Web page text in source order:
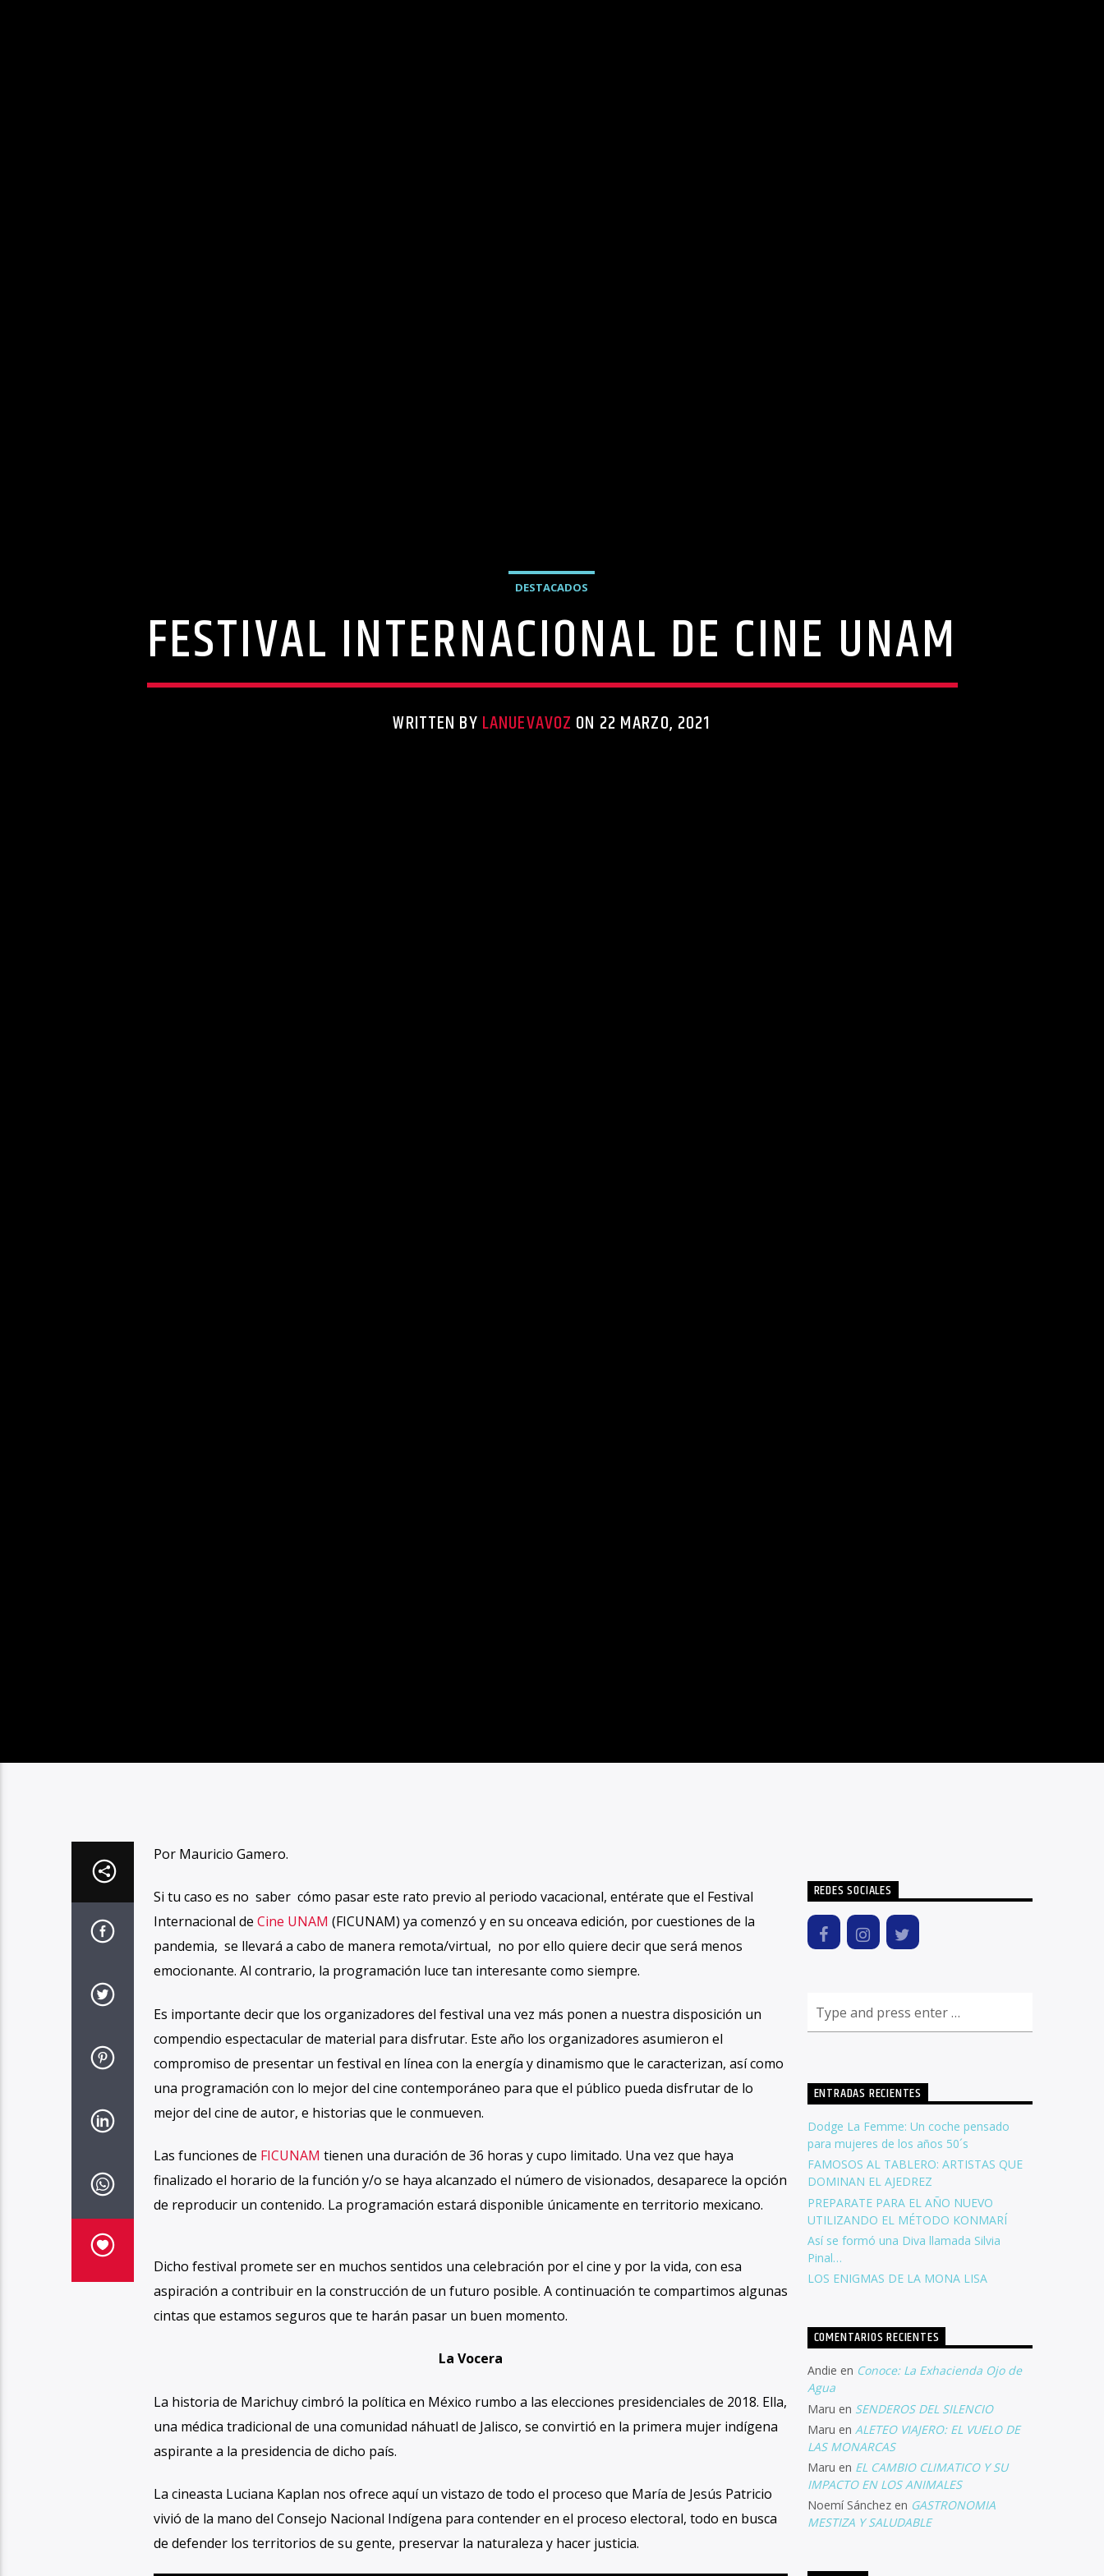
DESTACADOS
FESTIVAL INTERNACIONAL DE CINE UNAM
WRITTEN BY LANUEVAVOZ ON 22 MARZO, 2021
Por Mauricio Gamero.
Si tu caso es no saber cómo pasar este rato previo al periodo vacacional, entérate que el Festival
Internacional de Cine UNAM (FICUNAM) ya comenzó y en su onceava edición, por cuestiones de la
pandemia, se llevará a cabo de manera remota/virtual, no por ello quiere decir que será menos
emocionante. Al contrario, la programación luce tan interesante como siempre.
Es importante decir que los organizadores del festival una vez más ponen a nuestra disposición un
compendio espectacular de material para disfrutar. Este año los organizadores asumieron el
compromiso de presentar un festival en línea con la energía y dinamismo que le caracterizan, así como
una programación con lo mejor del cine contemporáneo para que el público pueda disfrutar de lo
mejor del cine de autor, e historias que le conmueven.
Las funciones de FICUNAM tienen una duración de 36 horas y cupo limitado. Una vez que haya
finalizado el horario de la función y/o se haya alcanzado el número de visionados, desaparece la opción
de reproducir un contenido. La programación estará disponible únicamente en territorio mexicano.
Dicho festival promete ser en muchos sentidos una celebración por el cine y por la vida, con esa
aspiración a contribuir en la construcción de un futuro posible. A continuación te compartimos algunas
cintas que estamos seguros que te harán pasar un buen momento.
La Vocera
La historia de Marichuy cimbró la política en México rumbo a las elecciones presidenciales de 2018. Ella,
una médica tradicional de una comunidad náhuatl de Jalisco, se convirtió en la primera mujer indígena
aspirante a la presidencia de dicho país.
La cineasta Luciana Kaplan nos ofrece aquí un vistazo de todo el proceso que María de Jesús Patricio
vivió de la mano del Consejo Nacional Indígena para contender en el proceso electoral, todo en busca
de defender los territorios de su gente, preservar la naturaleza y hacer justicia.
REDES SOCIALES
ENTRADAS RECIENTES
Dodge La Femme: Un coche pensado
para mujeres de los años 50´s
FAMOSOS AL TABLERO: ARTISTAS QUE
DOMINAN EL AJEDREZ
PREPARATE PARA EL AÑO NUEVO
UTILIZANDO EL MÉTODO KONMARÍ
Así se formó una Diva llamada Silvia
Pinal…
LOS ENIGMAS DE LA MONA LISA
COMENTARIOS RECIENTES
Andie en Conoce: La Exhacienda Ojo de
Agua
Maru en SENDEROS DEL SILENCIO
Maru en ALETEO VIAJERO: EL VUELO DE
LAS MONARCAS
Maru en EL CAMBIO CLIMATICO Y SU
IMPACTO EN LOS ANIMALES
Noemí Sánchezen GASTRONOMIA
MESTIZA Y SALUDABLE